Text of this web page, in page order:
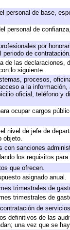
personal de base,
personal de
por
de contratación.
de las
lo siguiente.
procesos,
a la
oficial, teléfono y
ocupar cargos
nivel de jefe de
objeto.
sanciones
los requisitos para
que ofrecen.
asignado anual.
trimestrales de
trimestrales de
de
definitivos de las
una vez que se